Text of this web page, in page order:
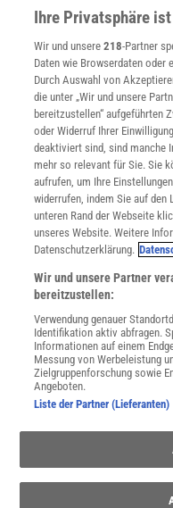
Presse
Verträge kündigen
Widerruf
INFO
Mediadaten
Datenschutz
Nutzungsbedingungen
Cookie-Einstellungen
Utiq verwalten
Nutzungsbasierte
Alle Artikel
Impressum
Angebote für Schulen
Angebote für Institutionen
Sprachen lernen mit
Lexika
Für Spektrum schreiben
Zugänglichkeitserklärung
WEBSEITEN
KielSCN
Wissenschaft in die
SciLogs
Ihre Privatsphäre
Wir und unsere218-Partner
Daten wie Browserdaten oder
Durch Auswahl von
die unter „Wir und unsere
bereitzustellen“ aufgeführten
oder Widerruf Ihrer
deaktiviert sind, sind manche
mehr so relevant für Sie. Sie
aufrufen, um Ihre
widerrufen, indem Sie auf den
unteren Rand der Webseite
unseres Website. Weitere
Datenschutzerklärung.
Wir und unsere Partner
bereitzustellen:
Verwendung genauer
Identifikation aktiv abfragen.
Informationen auf einem
Messung von Werbeleistung
Zielgruppenforschung sowie
Angeboten.
Liste der Partner (Lieferanten)